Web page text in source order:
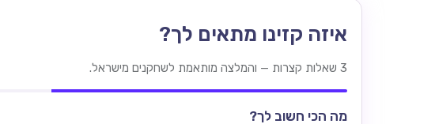
איזה קזינו מתאים לך?
3 שאלות קצרות — והמלצה מותאמת לשחקנים מישראל.
מה הכי חשוב לך?